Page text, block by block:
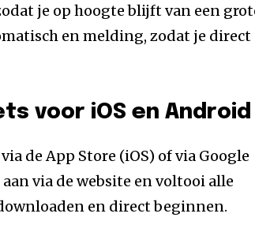
je op hoogte blijft van een
en melding, zodat je direct
voor iOS en Android
de App Store (iOS) of via Google
via de website en voltooi alle
en direct beginnen.